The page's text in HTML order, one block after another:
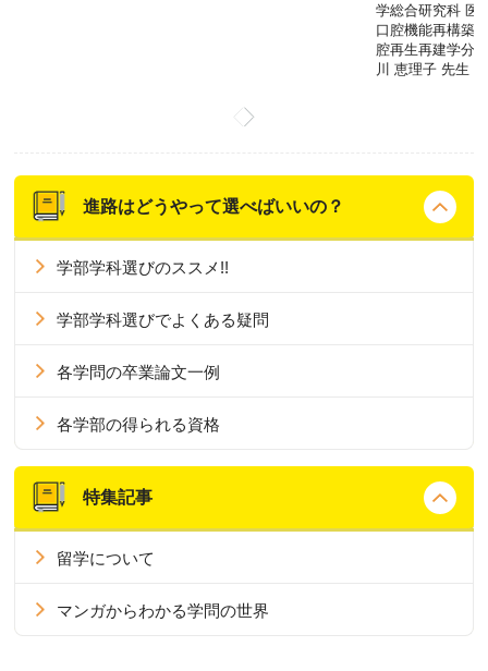
学総合研究科 医
口腔機能再構築
腔再生再建学分
川 恵理子 先生
進路はどうやって選べばいいの？
学部学科選びのススメ!!
学部学科選びでよくある疑問
各学問の卒業論文一例
各学部の得られる資格
特集記事
留学について
マンガからわかる学問の世界